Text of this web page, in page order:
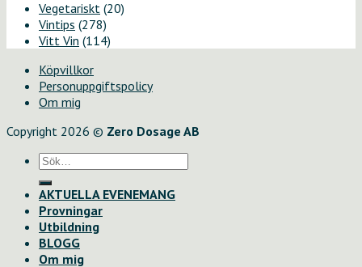
Vegetariskt (20)
Vintips (278)
Vitt Vin (114)
Köpvillkor
Personuppgiftspolicy
Om mig
Copyright 2026 © Zero Dosage AB
Sök
AKTUELLA EVENEMANG
Provningar
Utbildning
BLOGG
Om mig